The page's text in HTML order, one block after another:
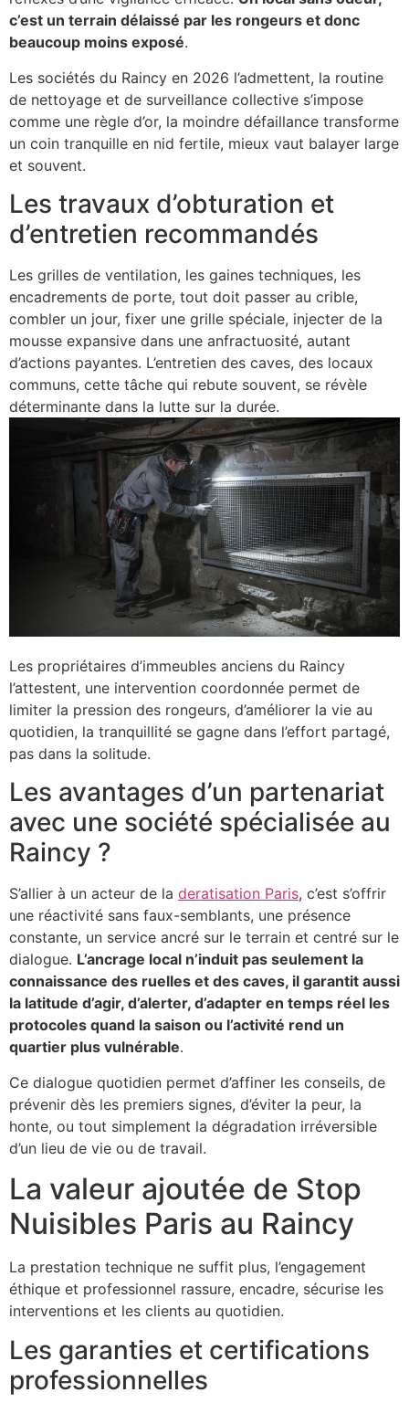
c’est un terrain délaissé par les rongeurs et donc
beaucoup moins exposé.
Les sociétés du Raincy en 2026 l’admettent, la routine
de nettoyage et de surveillance collective s’impose
comme une règle d’or, la moindre défaillance transforme
un coin tranquille en nid fertile, mieux vaut balayer large
et souvent.
Les travaux d’obturation et
d’entretien recommandés
Les grilles de ventilation, les gaines techniques, les
encadrements de porte, tout doit passer au crible,
combler un jour, fixer une grille spéciale, injecter de la
mousse expansive dans une anfractuosité, autant
d’actions payantes. L’entretien des caves, des locaux
communs, cette tâche qui rebute souvent, se révèle
déterminante dans la lutte sur la durée.
Les propriétaires d’immeubles anciens du Raincy
l’attestent, une intervention coordonnée permet de
limiter la pression des rongeurs, d’améliorer la vie au
quotidien, la tranquillité se gagne dans l’effort partagé,
pas dans la solitude.
Les avantages d’un partenariat
avec une société spécialisée au
Raincy ?
S’allier à un acteur de la deratisation Paris, c’est s’offrir
une réactivité sans faux-semblants, une présence
constante, un service ancré sur le terrain et centré sur le
dialogue. L’ancrage local n’induit pas seulement la
connaissance des ruelles et des caves, il garantit aussi
la latitude d’agir, d’alerter, d’adapter en temps réel les
protocoles quand la saison ou l’activité rend un
quartier plus vulnérable.
Ce dialogue quotidien permet d’affiner les conseils, de
prévenir dès les premiers signes, d’éviter la peur, la
honte, ou tout simplement la dégradation irréversible
d’un lieu de vie ou de travail.
La valeur ajoutée de Stop
Nuisibles Paris au Raincy
La prestation technique ne suffit plus, l’engagement
éthique et professionnel rassure, encadre, sécurise les
interventions et les clients au quotidien.
Les garanties et certifications
professionnelles